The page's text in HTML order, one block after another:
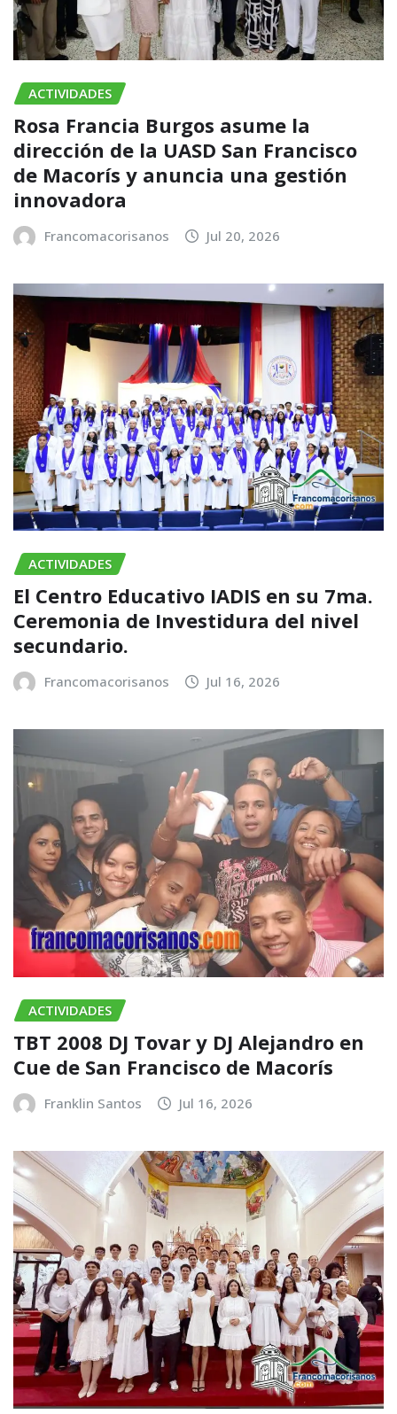
ACTIVIDADES
Rosa Francia Burgos asume la
dirección de la UASD San Francisco
de Macorís y anuncia una gestión
innovadora
Francomacorisanos Jul 20, 2026
ACTIVIDADES
El Centro Educativo IADIS en su 7ma.
Ceremonia de Investidura del nivel
secundario.
Francomacorisanos Jul 16, 2026
ACTIVIDADES
TBT 2008 DJ Tovar y DJ Alejandro en
Cue de San Francisco de Macorís
Franklin Santos Jul 16, 2026